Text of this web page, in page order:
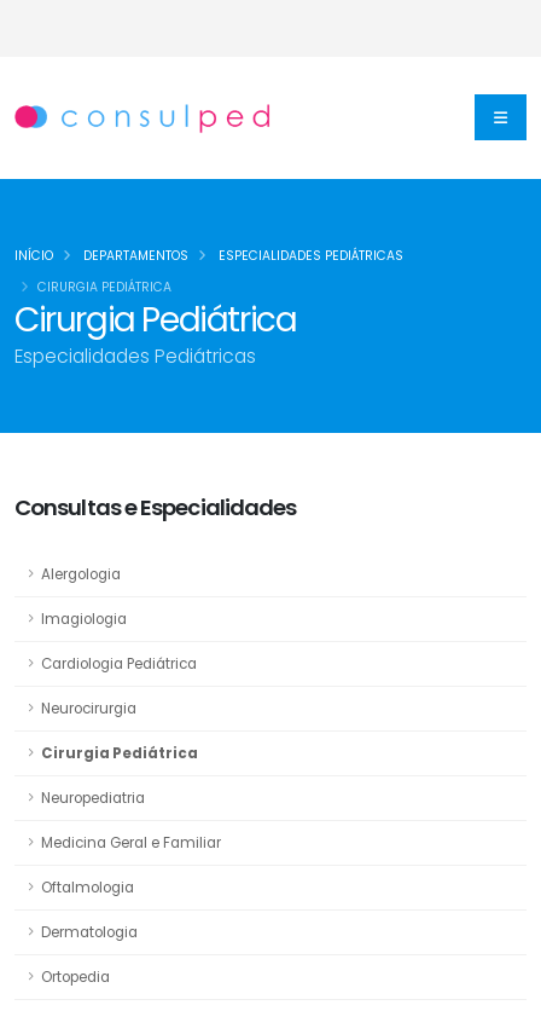
Cirurgia Pediátrica
Especialidades Pediátricas
INÍCIO DEPARTAMENTOS
ESPECIALIDADES PEDIÁTRICAS
CIRURGIA PEDIÁTRICA
Consultas e Especialidades
Alergologia
Imagiologia
Cardiologia Pediátrica
Neurocirurgia
Cirurgia Pediátrica
Neuropediatria
Medicina Geral e Familiar
Oftalmologia
Dermatologia
Ortopedia